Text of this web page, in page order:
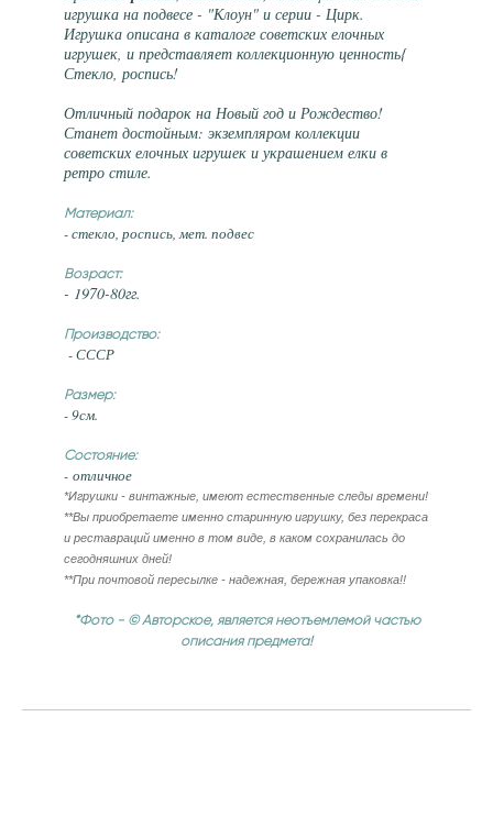
игрушка на подвесе - "Клоун" и серии - Цирк.
Игрушка описана в каталоге советских елочных
игрушек, и представляет коллекционную ценность{
Стекло, роспись!
Отличный подарок на Новый год и Рождество!
Станет достойным: экземпляром коллекции
советских елочных игрушек и украшением елки в
ретро стиле.
Материал:
- стекло, роспись, мет. подвес
Возраст:
- 1970-80гг.
Производство:
- СССР
Размер:
- 9см.
Состояние:
- отличное
*Игрушки - винтажные, имеют естественные следы времени!
**Вы приобретаете именно старинную игрушку, без перекраса
и реставраций именно в том виде, в каком сохранилась до
сегодняшних дней!
**При почтовой пересылке - надежная, бережная упаковка!!
*Фото - © Авторское, является неотъемлемой частью
описания предмета!